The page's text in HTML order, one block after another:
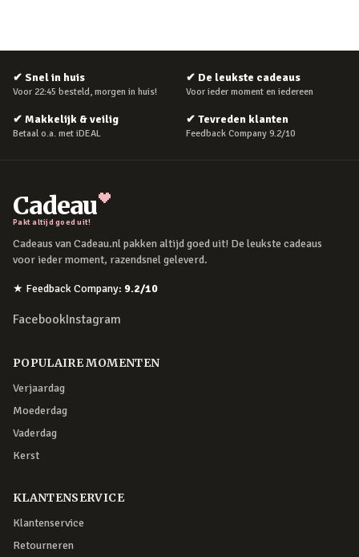
✔ Snel in huis
Voor 22:45 besteld, morgen in huis!
✔ De leukste cadeaus
Voor ieder moment en iedereen
✔ Makkelijk & veilig
Betaal o.a. met iDEAL
✔ Tevreden klanten
Feedback Company 9.2/10
Cadeau
Pakt altijd goed uit!
Cadeaus van Cadeau.nl pakken altijd goed uit! De leukste cadeaus
voor ieder moment, razendsnel geleverd.
★ Feedback Company: 9.2/10
FacebookInstagram
POPULAIRE MOMENTEN
Verjaardag
Moederdag
Vaderdag
Kerst
KLANTENSERVICE
Klantenservice
Retourneren